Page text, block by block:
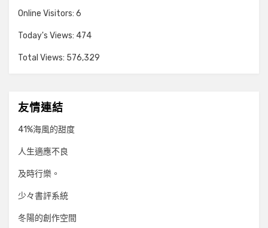
Online Visitors: 6
Today's Views: 474
Total Views: 576,329
友情連結
41%海風的甜度
人生適應不良
及時行樂。
少々書評系統
冬陽的創作空間